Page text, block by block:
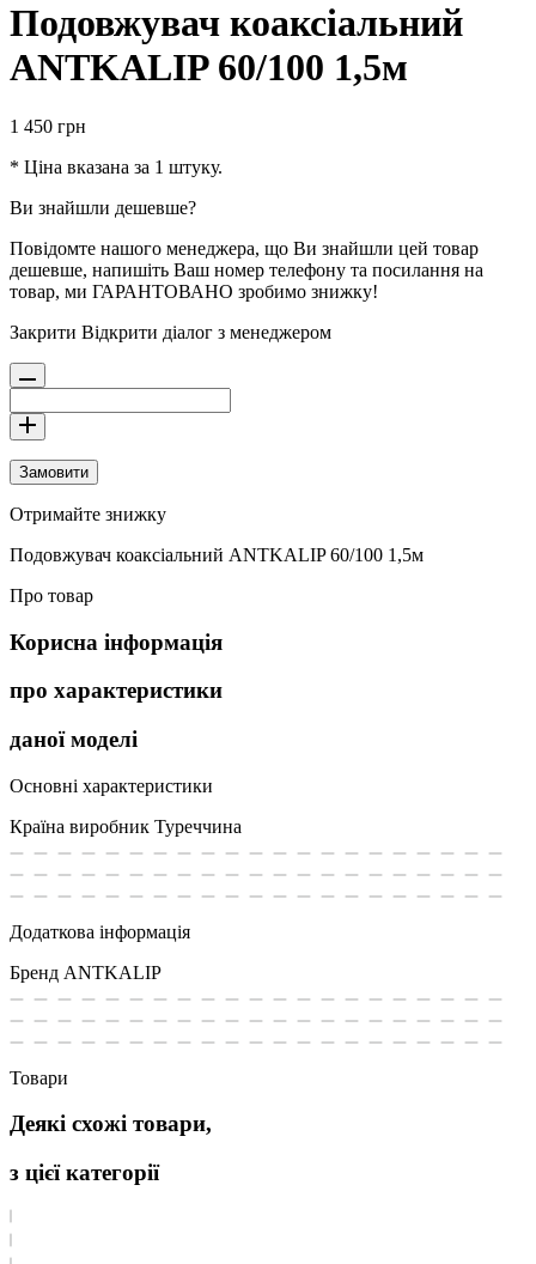
Подовжувач коаксіальний
ANTKALIP 60/100 1,5м
1 450 грн
* Ціна вказана за 1 штуку.
Ви знайшли дешевше?
Повідомте нашого менеджера, що Ви знайшли цей товар
дешевше, напишіть Ваш номер телефону та посилання на
товар, ми ГАРАНТОВАНО зробимо знижку!
Закрити Відкрити діалог з менеджером
Замовити
Отримайте знижку
Подовжувач коаксіальний ANTKALIP 60/100 1,5м
Про товар
Корисна інформація
про характеристики
даної моделі
Основні характеристики
Країна виробник Туреччина
Додаткова інформація
Бренд ANTKALIP
Товари
Деякі схожі товари,
з цієї категорії